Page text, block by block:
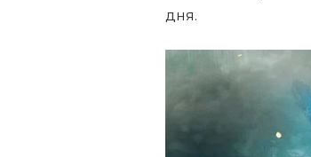
дня.